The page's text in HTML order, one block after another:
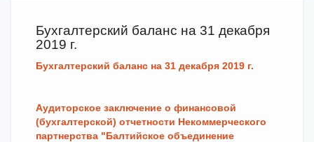
Бухгалтерский баланс на 31 декабря
2019 г.
Бухгалтерский баланс на 31 декабря 2019 г.
Аудиторское заключение о финансовой
(бухгалтерской) отчетности Некоммерческого
партнерства "Балтийское объединение